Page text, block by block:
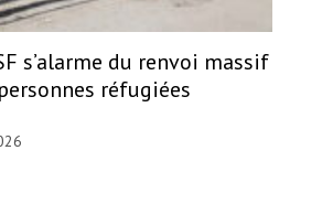
s’alarme du renvoi massif
réfugiées